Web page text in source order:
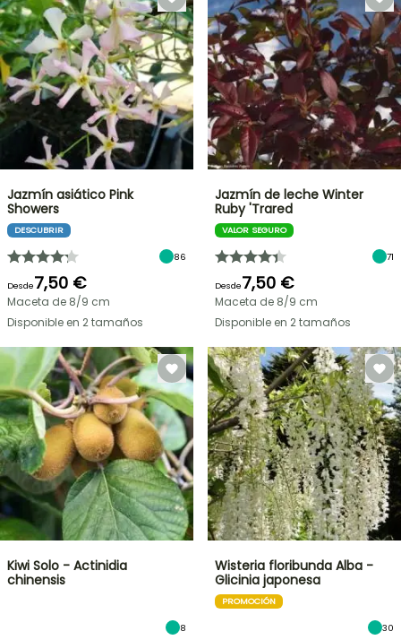
Jazmín asiático Pink
Showers
DESCUBRIR
86
Desde7,50 €
Maceta de 8/9 cm
Disponible en 2 tamaños
Jazmín de leche Winter
Ruby 'Trared
VALOR SEGURO
71
Desde7,50 €
Maceta de 8/9 cm
Disponible en 2 tamaños
Kiwi Solo - Actinidia
chinensis
8
Wisteria floribunda Alba -
Glicinia japonesa
PROMOCIÓN
30